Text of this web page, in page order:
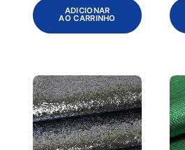
ADICIONAR
AO CARRINHO